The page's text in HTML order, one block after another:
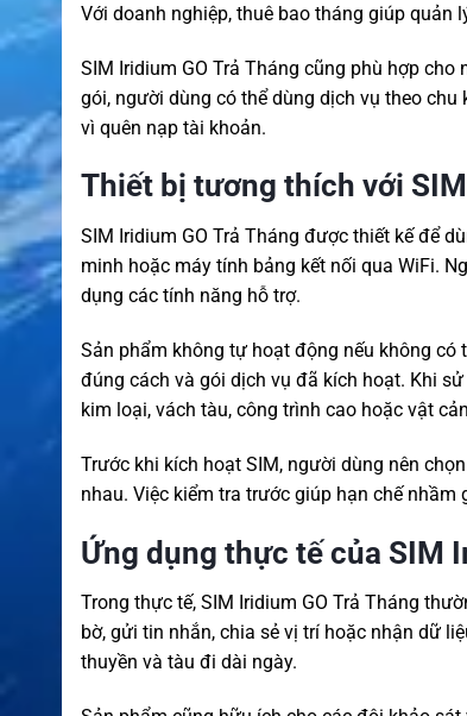
Với doanh nghiệp, thuê bao tháng giúp quản
SIM Iridium GO Trả Tháng cũng phù hợp
gói, người dùng có thể dùng dịch vụ theo
vì quên nạp tài khoản.
Thiết bị tương thích với
SIM Iridium GO Trả Tháng được thiết kế để
minh hoặc máy tính bảng kết nối qua WiFi.
dụng các tính năng hỗ trợ.
Sản phẩm không tự hoạt động nếu không có
đúng cách và gói dịch vụ đã kích hoạt. Khi
kim loại, vách tàu, công trình cao hoặc vật
Trước khi kích hoạt SIM, người dùng nên
nhau. Việc kiểm tra trước giúp hạn chế
Ứng dụng thực tế của SIM
Trong thực tế, SIM Iridium GO Trả Tháng
bờ, gửi tin nhắn, chia sẻ vị trí hoặc nhận dữ
thuyền và tàu đi dài ngày.